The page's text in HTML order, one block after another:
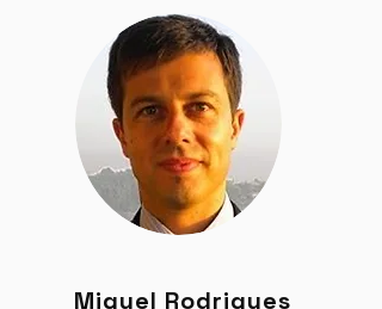
Miguel Rodrigues